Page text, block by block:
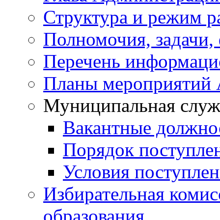
Структура и режим
Полномочия,
Перечень
Планы мероприятий
Муниципальная
Вакантные
Порядок
Условия
Избирательная